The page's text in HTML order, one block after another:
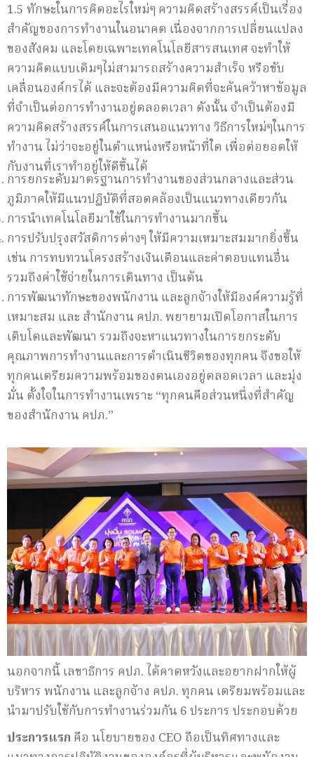
1.5 ทักษะในการคิดอะไรใหม่ๆ ความคิดสร้างสรรค์เป็นเรื่อง
สำคัญของการทำงานในอนาคต เนื่องจากการเปลี่ยนแปลง
ของสังคม และโดยเฉพาะเทคโนโลยีสารสนเทศ จะทำให้
ความคิดแบบเดิมๆไม่สามารถสร้างความสำเร็จ หรือขับ
เคลื่อนองค์กรได้ และจะต้องมีความคิดที่จะค้นคว้าหาข้อมูล
ที่จำเป็นต่อการทำงานอยู่ตลอดเวลา ดังนั้น จำเป็นต้องมี
ความคิดสร้างสรรค์ในการเสนอแนวทาง วิธีการใหม่ๆในการ
ทำงาน ไม่ว่าจะอยู่ในตำแหน่งหรือหน้าที่ใด เพื่อต่อยอดให้
กับงานที่เราทำอยู่ให้ดีขึ้นได้
การยกระดับมาตรฐานการทำงานของส่วนกลางและส่วน
ภูมิภาคให้มีแนวปฏิบัติที่สอดคล้องเป็นแนวทางเดียวกัน
การนำเทคโนโลยีมาใช้ในการทำงานมากขึ้น
การปรับปรุงสวัสดิการต่างๆ ให้มีความเหมาะสมมากยิ่งขึ้น
เช่น การทบทวนโครงสร้างเงินเดือนและค่าตอบแทนอื่น
รวมถึงค่าใช้จ่ายในการเดินทาง เป็นต้น
การพัฒนาทักษะของพนักงาน และลูกจ้างให้มีองค์ความรู้ที่
เหมาะสม และ สำนักงาน คปภ. พยายามเปิดโอกาสในการ
เติบโตและพัฒนา รวมถึงจะหาแนวทางในการยกระดับ
คุณภาพการทำงานและการดำเนินชีวิตของทุกคน จึงขอให้
ทุกคนเตรียมความพร้อมของตนเองอยู่ตลอดเวลา และมุ่ง
มั่น ตั้งใจในการทำงานเพราะ “ทุกคนคือส่วนหนึ่งที่สำคัญ
ของสำนักงาน คปภ.”
นอกจากนี้ เลขาธิการ คปภ. ได้คาดหวังและอยากฝากให้ผู้
บริหาร พนักงาน และลูกจ้าง คปภ. ทุกคน เตรียมพร้อมและ
นำมาปรับใช้กับการทำงานร่วมกัน 6 ประการ ประกอบด้วย
ประการแรก คือ นโยบายของ CEO ถือเป็นทิศทางและ